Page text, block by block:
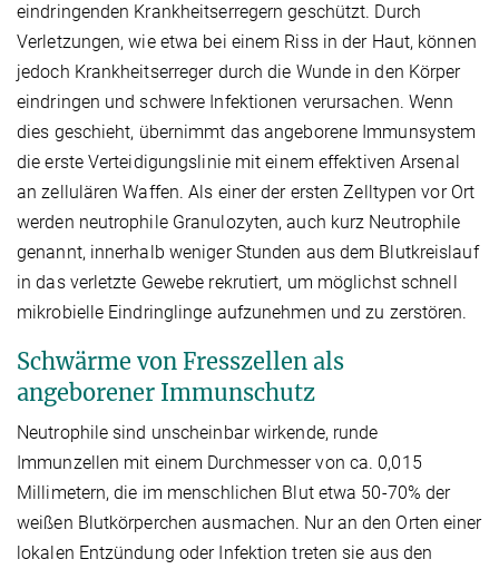
eindringenden Krankheitserregern geschützt. Durch
Verletzungen, wie etwa bei einem Riss in der Haut, können
jedoch Krankheitserreger durch die Wunde in den Körper
eindringen und schwere Infektionen verursachen. Wenn
dies geschieht, übernimmt das angeborene Immunsystem
die erste Verteidigungslinie mit einem effektiven Arsenal
an zellulären Waffen. Als einer der ersten Zelltypen vor Ort
werden neutrophile Granulozyten, auch kurz Neutrophile
genannt, innerhalb weniger Stunden aus dem Blutkreislauf
in das verletzte Gewebe rekrutiert, um möglichst schnell
mikrobielle Eindringlinge aufzunehmen und zu zerstören.
Schwärme von Fresszellen als
angeborener Immunschutz
Neutrophile sind unscheinbar wirkende, runde
Immunzellen mit einem Durchmesser von ca. 0,015
Millimetern, die im menschlichen Blut etwa 50-70% der
weißen Blutkörperchen ausmachen. Nur an den Orten einer
lokalen Entzündung oder Infektion treten sie aus den